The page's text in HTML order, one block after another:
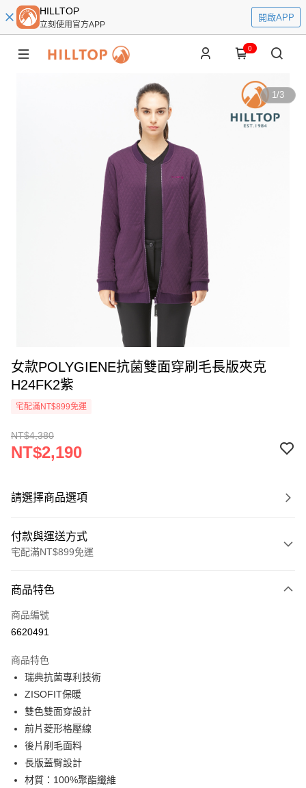
HILLTOP
立刻使用官方APP
開啟APP
0
1/3
女款POLYGIENE抗菌雙面穿刷毛長版夾克
H24FK2紫
宅配滿NT$899免運
NT$4,380
NT$2,190
請選擇商品選項
付款與運送方式
宅配滿NT$899免運
信用卡一次付款
LINE Pay
悠遊付
Google Pay
運送方式
每筆NT$90，滿NT$899(含以上)免運費
商品特色
商品編號
6620491
商品特色
瑞典抗菌專利技術
ZISOFIT保暖
雙色雙面穿設計
前片菱形格壓線
後片刷毛面料
長版蓋臀設計
材質：100%聚酯纖維